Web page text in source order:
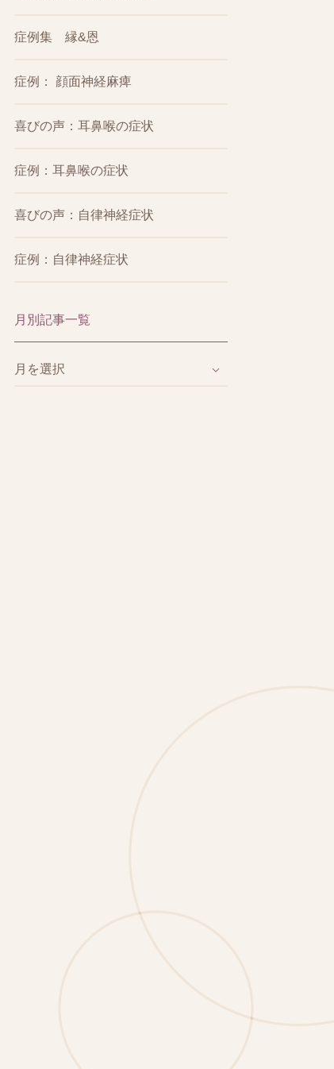
症例集 縁&恩
症例： 顔面神経麻痺
喜びの声：耳鼻喉の症状
症例：耳鼻喉の症状
喜びの声：自律神経症状
症例：自律神経症状
月別記事一覧